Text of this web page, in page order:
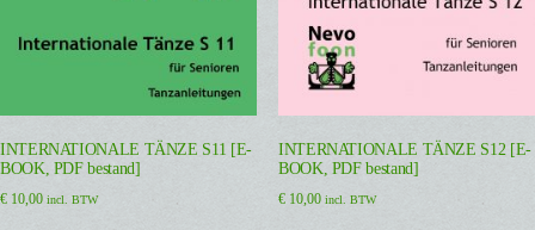
INTERNATIONALE TÄNZE S11 [E-
BOOK, PDF bestand]
€ 10,00 incl. BTW
INTERNATIONALE TÄNZE S12 [E-
BOOK, PDF bestand]
€10,00 incl. BTW